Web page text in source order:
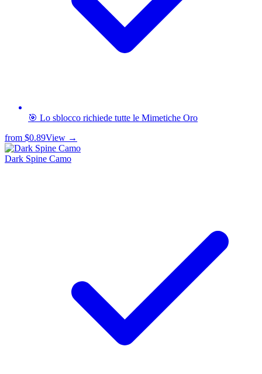
🎯 Lo sblocco richiede tutte le Mimetiche Oro
from $0.89View →
Dark Spine Camo